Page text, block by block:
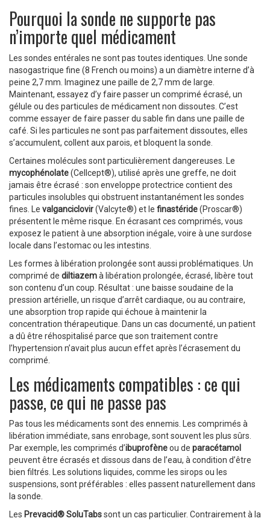
Pourquoi la sonde ne supporte pas
n’importe quel médicament
Les sondes entérales ne sont pas toutes identiques. Une sonde
nasogastrique fine (8 French ou moins) a un diamètre interne d’à
peine 2,7 mm. Imaginez une paille de 2,7 mm de large.
Maintenant, essayez d’y faire passer un comprimé écrasé, un
gélule ou des particules de médicament non dissoutes. C’est
comme essayer de faire passer du sable fin dans une paille de
café. Si les particules ne sont pas parfaitement dissoutes, elles
s’accumulent, collent aux parois, et bloquent la sonde.
Certaines molécules sont particulièrement dangereuses. Le
mycophénolate(Cellcept®), utilisé après une greffe, ne doit
jamais être écrasé : son enveloppe protectrice contient des
particules insolubles qui obstruent instantanément les sondes
fines. Le valganciclovir(Valcyte®) et le finastéride(Proscar®)
présentent le même risque. En écrasant ces comprimés, vous
exposez le patient à une absorption inégale, voire à une surdose
locale dans l’estomac ou les intestins.
Les formes à libération prolongée sont aussi problématiques. Un
comprimé de diltiazemà libération prolongée, écrasé, libère tout
son contenu d’un coup. Résultat : une baisse soudaine de la
pression artérielle, un risque d’arrêt cardiaque, ou au contraire,
une absorption trop rapide qui échoue à maintenir la
concentration thérapeutique. Dans un cas documenté, un patient
a dû être réhospitalisé parce que son traitement contre
l’hypertension n’avait plus aucun effet après l’écrasement du
comprimé.
Les médicaments compatibles : ce qui
passe, ce qui ne passe pas
Pas tous les médicaments sont des ennemis. Les comprimés à
libération immédiate, sans enrobage, sont souvent les plus sûrs.
Par exemple, les comprimés d’ibuprofèneou de paracétamol
peuvent être écrasés et dissous dans de l’eau, à condition d’être
bien filtrés. Les solutions liquides, comme les sirops ou les
suspensions, sont préférables : elles passent naturellement dans
la sonde.
Les Prevacid® SoluTabssont un cas particulier. Contrairement à la